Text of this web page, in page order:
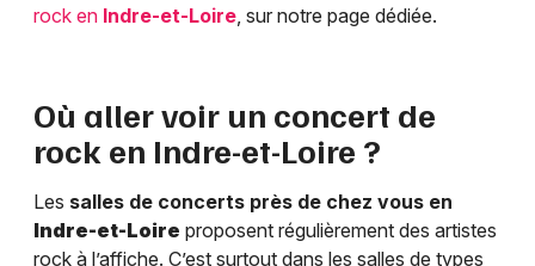
rock en Indre-et-Loire, sur notre page dédiée.
Où aller voir un concert de
rock en Indre-et-Loire ?
Les salles de concerts près de chez vous en
Indre-et-Loire proposent régulièrement des artistes
rock à l’affiche. C’est surtout dans les salles de types